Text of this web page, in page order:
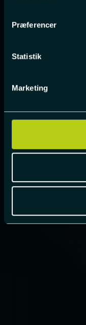
Præferencer
Statistik
Marketing